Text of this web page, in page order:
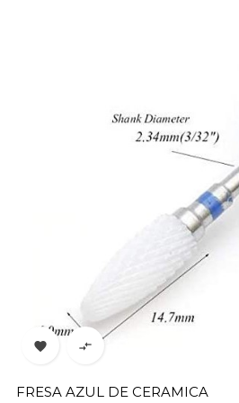
 
FRESA AZUL DE CERAMICA